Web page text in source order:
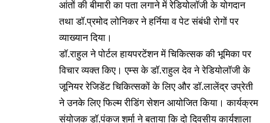
आंतों की बीमारी का पता लगाने में रेडियोलॉजी के योगदान
तथा डॉ.प्रमोद लोनिकर ने हर्निया व पेट संबंधी रोगों पर
व्याख्यान दिया।
डॉ.राहुल ने पोर्टल हायपरटेंशन में चिकित्सक की भूमिका पर
विचार व्यक्त किए। एम्स के डॉ.राहुल देव ने रेडियोलॉजी के
जूनियर रेजिडेंट चिकित्सकों के लिए और डॉ.लालेंद्र उप्रेती
ने उनके लिए फिल्म रीडिंग सेशन आयोजित किया। कार्यक्रम
संयोजक डॉ.पंकज शर्मा ने बताया कि दो दिवसीय कार्यशाला